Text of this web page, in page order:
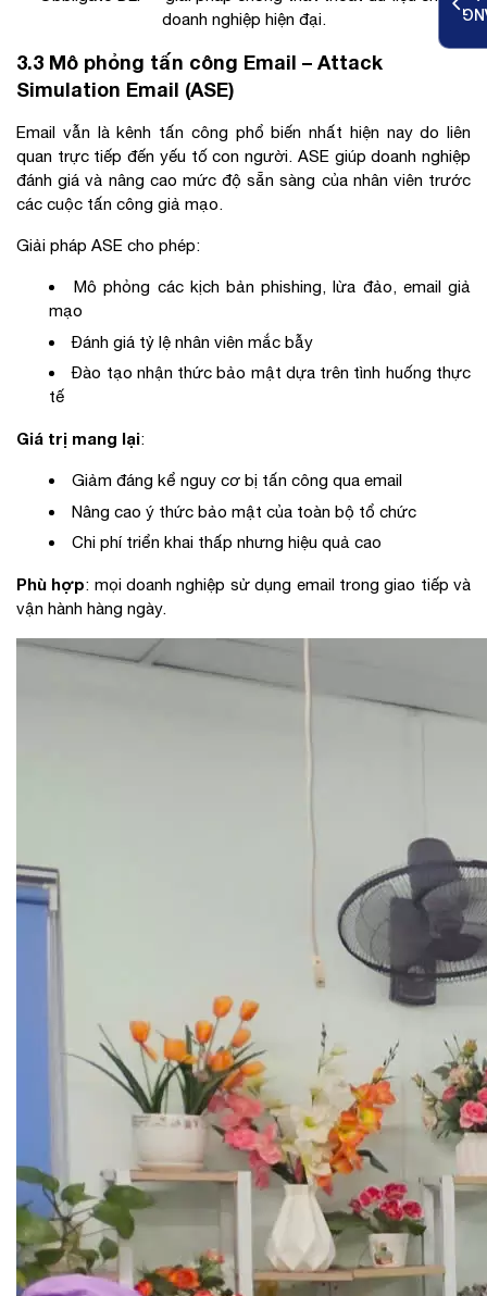
doanh nghiệp hiện đại.
3.3 Mô phỏng tấn công Email – Attack
Simulation Email (ASE)
Email vẫn là kênh tấn công phổ biến nhất hiện nay do liên
quan trực tiếp đến yếu tố con người. ASE giúp doanh nghiệp
đánh giá và nâng cao mức độ sẵn sàng của nhân viên trước
các cuộc tấn công giả mạo.
Giải pháp ASE cho phép:
Mô phỏng các kịch bản phishing, lừa đảo, email giả
mạo
Đánh giá tỷ lệ nhân viên mắc bẫy
Đào tạo nhận thức bảo mật dựa trên tình huống thực
tế
Giá trị mang lại:
Giảm đáng kể nguy cơ bị tấn công qua email
Nâng cao ý thức bảo mật của toàn bộ tổ chức
Chi phí triển khai thấp nhưng hiệu quả cao
Phù hợp: mọi doanh nghiệp sử dụng email trong giao tiếp và
vận hành hàng ngày.